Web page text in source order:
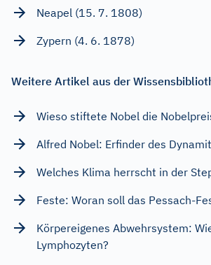
Neapel (15. 7. 1808)
Zypern (4. 6. 1878)
Weitere Artikel aus der
Wieso stiftete Nobel die
Alfred Nobel: Erfinder des
Welches Klima herrscht in der
Feste: Woran soll das Pessach-
Körpereigenes Abwehrsystem:
Lymphozyten?